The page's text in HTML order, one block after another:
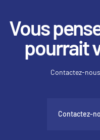
Vous
pourrait
Contactez-
Contactez-